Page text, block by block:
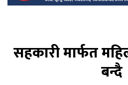
सहकारी मार्फत
बन्दै